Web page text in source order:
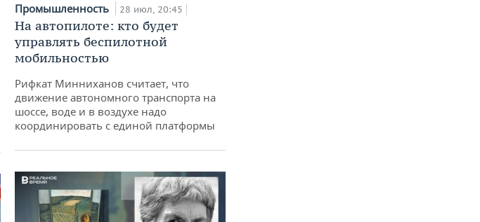
Промышленность 28 июл, 20:45
На автопилоте: кто будет
управлять беспилотной
мобильностью
Рифкат Минниханов считает, что
движение автономного транспорта на
шоссе, воде и в воздухе надо
координировать с единой платформы